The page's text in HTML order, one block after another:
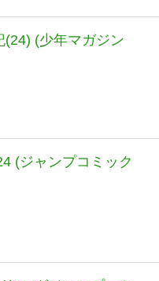
(24) (少年マガジン
(ジャンプコミック